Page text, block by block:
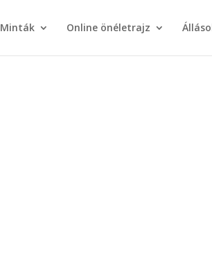
Minták Online önéletrajz